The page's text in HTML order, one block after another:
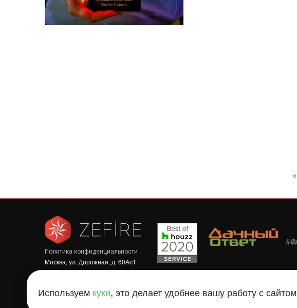
«
Политика конфиденциальности
Москва, ул. Дорожная, д. 60Ас1
Используем куки, это делает удобнее вашу работу с сайтом